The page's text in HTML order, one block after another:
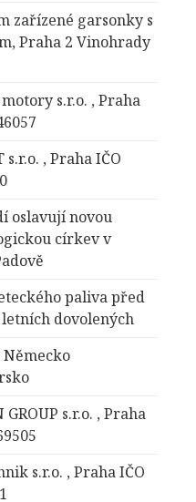
zařízené garsonky s
Praha 2 Vinohrady
motory s.r.o. , Praha
s.r.o. , Praha IČO
oslavují novou
církev v
paliva před
letních dovolených
GROUP s.r.o. , Praha
s.r.o. , Praha IČO